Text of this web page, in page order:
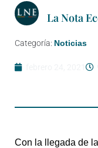
La Nota
Categoría: Noticias
Con la llegada de